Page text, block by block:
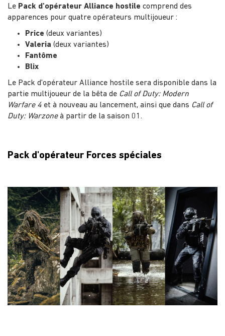
Le Pack d'opérateur Alliance hostile comprend des
apparences pour quatre opérateurs multijoueur :
Price (deux variantes)
Valeria (deux variantes)
Fantôme
Blix
Le Pack d'opérateur Alliance hostile sera disponible dans la
partie multijoueur de la bêta de Call of Duty: Modern
Warfare 4 et à nouveau au lancement, ainsi que dans Call of
Duty: Warzoneà partir de la saison 01.
Pack d'opérateur Forces spéciales